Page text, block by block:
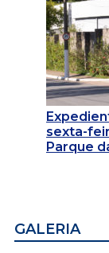
sexta-
Parque
GALERIA